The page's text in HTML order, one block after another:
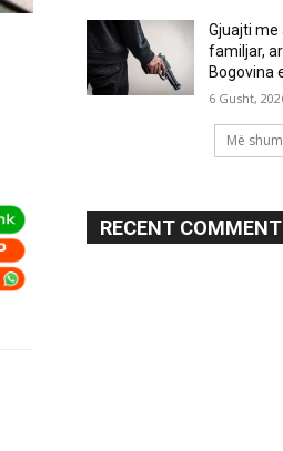
Gjuajti
familjar,
Bogovina
6 Gusht,
Më
RECENT